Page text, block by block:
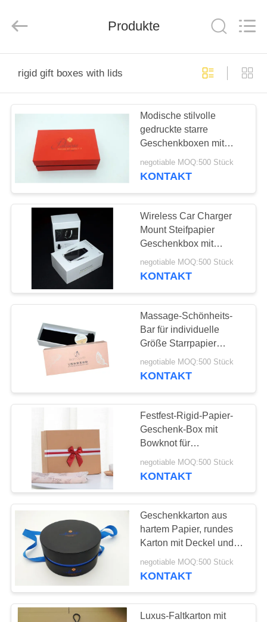
PRODUKTE
ÜBER
UNS
FABRIK-
AUSFLUG
QUALITÄTSKONTROLLE
KONTAKT
US
FORDERN
SIE EIN
SITEMAP
PRIVACY
POLICY
co.,Ltd.
Produkte
rigid gift boxes with lids
Modische stilvolle
gedruckte starre
Geschenkboxen mit
Deckel für Makaron-
Süßigkeitenverpackungen
negotiable MOQ:500 Stück
KONTAKT
Wireless Car Charger
Mount Steifpapier
Geschenkbox mit
Deckel,
benutzerdefinierte
negotiable MOQ:500 Stück
KONTAKT
Massage-Schönheits-
Bar für individuelle
Größe Starrpapier
Geschenk-Box mit Eva
Inner Tray
negotiable MOQ:500 Stück
KONTAKT
Festfest-Rigid-Papier-
Geschenk-Box mit
Bowknot für
Damenunterwäsche
negotiable MOQ:500 Stück
KONTAKT
Geschenkkarton aus
hartem Papier, rundes
Karton mit Deckel und
eigenes Logo
negotiable MOQ:500 Stück
KONTAKT
Luxus-Faltkarton mit